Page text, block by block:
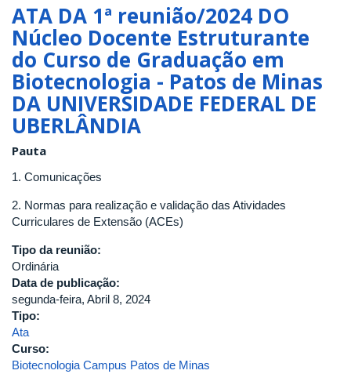
de
julho
de
2025
2024
ATA DA 1ª reunião/2024 DO
Núcleo Docente Estruturante
do Curso de Graduação em
Biotecnologia - Patos de Minas
DA UNIVERSIDADE FEDERAL DE
UBERLÂNDIA
Pauta
1. Comunicações
2. Normas para realização e validação das Atividades
Curriculares de Extensão (ACEs)
Tipo da reunião:
Ordinária
Data de publicação:
segunda-feira, Abril 8, 2024
Tipo:
Ata
Curso:
Biotecnologia Campus Patos de Minas